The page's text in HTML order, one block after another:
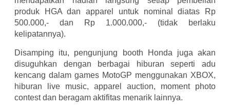
produk HGA dan apparel untuk nominal diatas Rp
500.000,- dan Rp 1.000.000,- (tidak berlaku
kelipatannya).
Disamping itu, pengunjung booth Honda juga akan
disuguhkan dengan berbagai hiburan seperti adu
kencang dalam games MotoGP menggunakan XBOX,
hiburan live music, apparel auction, moment photo
contest dan beragam aktifitas menarik lainnya.